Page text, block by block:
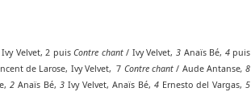
Velvet, 2 puisContre chant/ Ivy Velvet, 3Anaïs Bé, 4puis
de Larose, Ivy Velvet, 7 Contre chant / Aude Antanse, 8
2 Anaïs Bé, 3 Ivy Velvet, Anaïs Bé, 4 Ernesto del Vargas, 5